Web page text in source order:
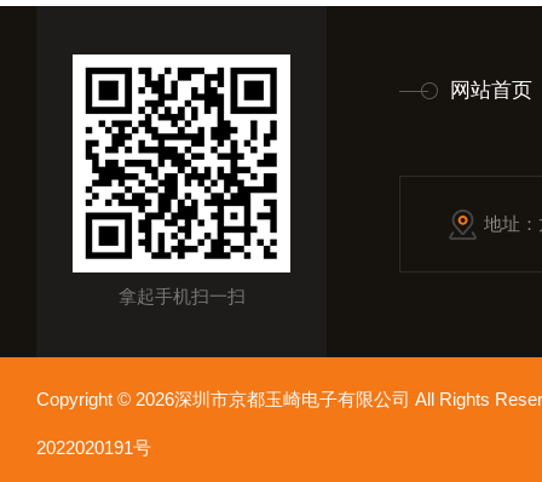
拿起手机扫一扫
网站首页
地址
Copyright © 2026深圳市京都玉崎电子有限公司 All Rights
2022020191号